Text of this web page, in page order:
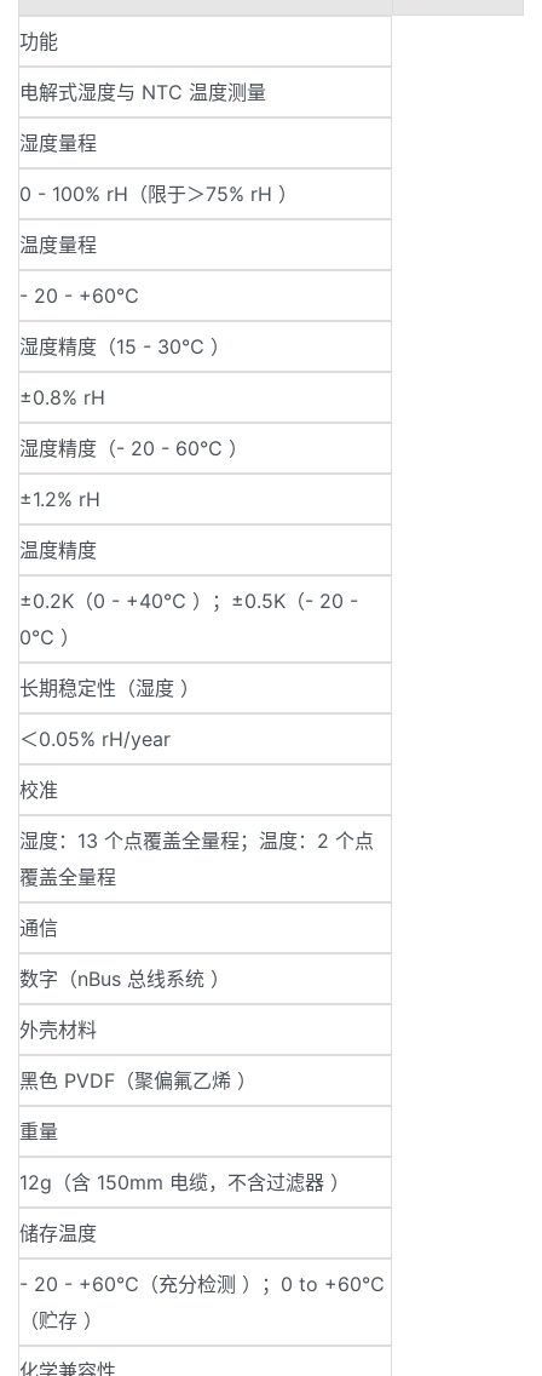
功能
电解式湿度与 NTC 温度测量
湿度量程
0 - 100% rH（限于＞75% rH ）
温度量程
- 20 - +60℃
湿度精度（15 - 30℃ ）
±0.8% rH
湿度精度（- 20 - 60℃ ）
±1.2% rH
温度精度
±0.2K（0 - +40℃ ）；±0.5K（- 20 -
0℃ ）
长期稳定性（湿度 ）
＜0.05% rH/year
校准
湿度：13 个点覆盖全量程；温度：2 个点
覆盖全量程
通信
数字（nBus 总线系统 ）
外壳材料
黑色 PVDF（聚偏氟乙烯 ）
重量
12g（含 150mm 电缆，不含过滤器 ）
储存温度
- 20 - +60℃（充分检测 ）；0 to +60℃
（贮存 ）
化学兼容性